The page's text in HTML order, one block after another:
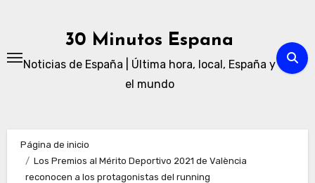
30 Minutos Espana
Noticias de España | Última hora, local, España y
el mundo
Página de inicio
Los Premios al Mérito Deportivo 2021 de València
reconocen a los protagonistas del running